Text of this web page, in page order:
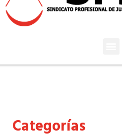
Categorías